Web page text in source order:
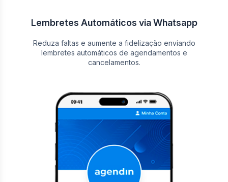
Lembretes Automáticos via Whatsapp
Reduza faltas e aumente a fidelização enviando
lembretes automáticos de agendamentos e
cancelamentos.